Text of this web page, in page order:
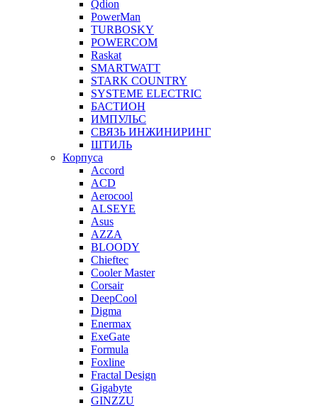
Qdion
PowerMan
TURBOSKY
POWERCOM
Raskat
SMARTWATT
STARK COUNTRY
SYSTEME ELECTRIC
БАСТИОН
ИМПУЛЬС
СВЯЗЬ ИНЖИНИРИНГ
ШТИЛЬ
Корпуса
Accord
ACD
Aerocool
ALSEYE
Asus
AZZA
BLOODY
Chieftec
Cooler Master
Corsair
DeepCool
Digma
Enermax
ExeGate
Formula
Foxline
Fractal Design
Gigabyte
GINZZU